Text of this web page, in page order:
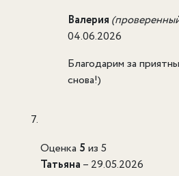
Валерия
04.06.2026
Благодарим за
снова!)
Оценка 5 из 5
Татьяна – 29.05.2026